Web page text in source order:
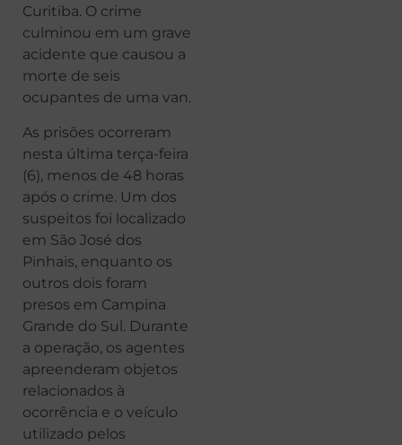
Curitiba. O crime
culminou em um grave
acidente que causou a
morte de seis
ocupantes de uma van.
As prisões ocorreram
nesta última terça-feira
(6), menos de 48 horas
após o crime. Um dos
suspeitos foi localizado
em São José dos
Pinhais, enquanto os
outros dois foram
presos em Campina
Grande do Sul. Durante
a operação, os agentes
apreenderam objetos
relacionados à
ocorrência e o veículo
utilizado pelos